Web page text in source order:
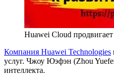
Huawei Cloud
Компания Huawei Technologies
услуг. Чжоу Юэфэн (Zhou
интеллекта.